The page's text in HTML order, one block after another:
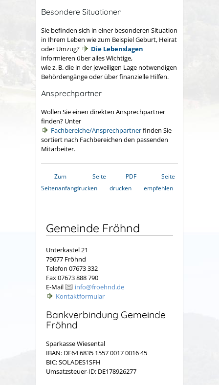
Besondere Situationen
Sie befinden sich in einer besonderen Situation
in Ihrem Leben wie zum Beispiel Geburt, Heirat
oder Umzug?
Die Lebenslagen
informieren über alles Wichtige,
wie z. B. die in der jeweiligen Lage notwendigen
Behördengänge oder über finanzielle Hilfen.
Ansprechpartner
Wollen Sie einen direkten Ansprechpartner
finden? Unter
Fachbereiche/Ansprechpartnerfinden Sie
sortiert nach Fachbereichen den passenden
Mitarbeiter.
Zum
Seitenanfang
Seite
drucken
PDF
drucken
Seite
empfehlen
Gemeinde Fröhnd
Unterkastel 21
79677 Fröhnd
Telefon 07673 332
Fax 07673 888 790
E-Mail
info@froehnd.de
Kontaktformular
Bankverbindung Gemeinde
Fröhnd
Sparkasse Wiesental
IBAN: DE64 6835 1557 0017 0016 45
BIC: SOLADES1SFH
Umsatzsteuer-ID: DE178926277